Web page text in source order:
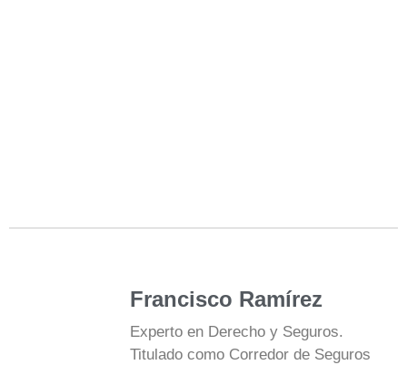
Francisco Ramírez
Experto en Derecho y Seguros.
Titulado como Corredor de Seguros